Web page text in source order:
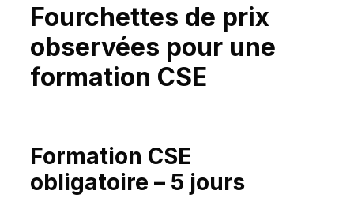
Fourchettes de prix
observées pour une
formation CSE
Formation CSE
obligatoire – 5 jours